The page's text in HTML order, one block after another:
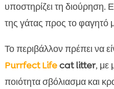
υποστηρίζει τη διούρηση.
της γάτας προς το φαγητό
Το περιβάλλον πρέπει να
Purrfect Lifecat litter, με
ποιότητα σβόλιασμα και